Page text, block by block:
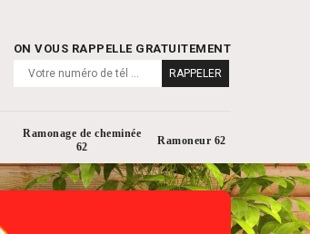
ON VOUS RAPPELLE GRATUITEMENT
Ramonage de cheminée
62
Ramoneur 62